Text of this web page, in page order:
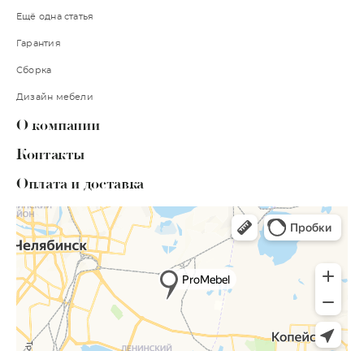
Ещё одна статья
Гарантия
Сборка
Дизайн мебели
О компании
Контакты
Оплата и доставка